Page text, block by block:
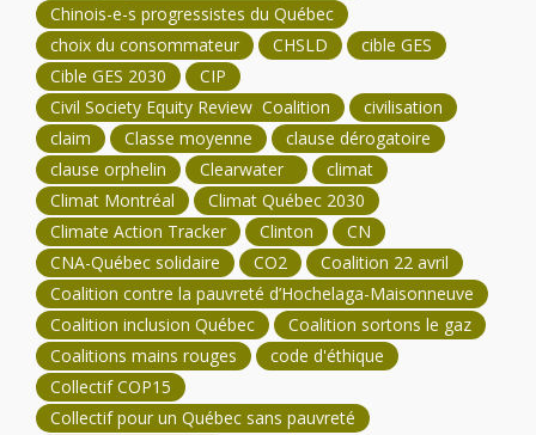
Chinois-e-s progressistes du Québec
choix du consommateur
CHSLD
cible GES
Cible GES 2030
CIP
Civil Society Equity Review Coalition
civilisation
claim
Classe moyenne
clause dérogatoire
clause orphelin
Clearwater
climat
Climat Montréal
Climat Québec 2030
Climate Action Tracker
Clinton
CN
CNA-Québec solidaire
CO2
Coalition 22 avril
Coalition contre la pauvreté d’Hochelaga-Maisonneuve
Coalition inclusion Québec
Coalition sortons le gaz
Coalitions mains rouges
code d'éthique
Collectif COP15
Collectif pour un Québec sans pauvreté